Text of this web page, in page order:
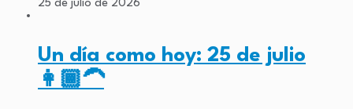
25 de julio de 2026
Un día como hoy: 25 de julio
👩🏾‍🦱